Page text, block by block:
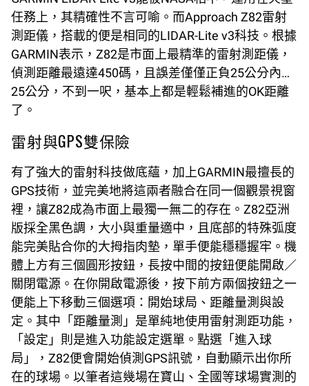
任務上，其精確性不言可喻。而Approach Z82雷射
測距儀，搭載的便是相同的LIDAR-Lite v3科技。根據
GARMIN表示，Z82是市面上最精準的雷射測距儀，
偵測距離最遠達450碼，且誤差僅僅正負25公分內…
25公分，不到一呎，基本上都是輕鬆補進的OK距離
了。
雷射與GPS雙保險
有了強大的雷射科技做底蘊，加上GARMIN最擅長的
GPS技術，並完美地將這兩者融合在同一個觀景視窗
裡，讓Z82成為市面上最獨一無二的存在。Z82亞洲
版採全黑色調，大小與重量適中，且底部的特殊弧度
能完美貼合你的大拇指肉墊，單手便能穩穩握牢。機
體上方有三個圓形按鈕，長按中間的按鈕便能開啟∕
關閉電源。在你開啟電源後，按下前方兩個按鈕之一
便能上下移動三個選項：開始球局、距離量測與設
定。其中「距離量測」是單純地使用雷射測距功能，
「設定」則是進入功能設定選單。點選「進入球
局」，Z82便會開始偵測GPS訊號，自動顯示出你所
在的球場。以筆者這幾場在寶山、全國等球場實測的